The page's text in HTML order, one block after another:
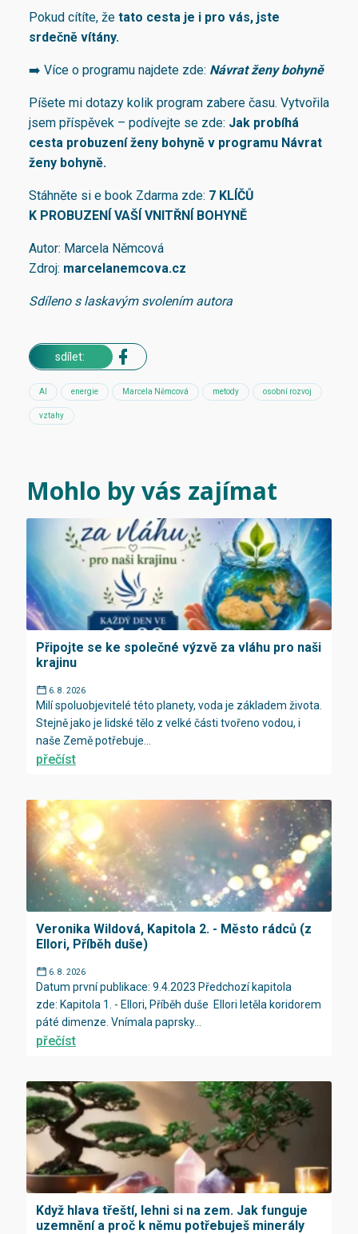
Pokud cítíte, že tato cesta je i pro vás, jste
srdečně vítány.
➡️ Více o programu najdete zde: Návrat ženy bohyně
Píšete mi dotazy kolik program zabere času. Vytvořila
jsem příspěvek – podívejte se zde: Jak probíhá
cesta probuzení ženy bohyně v programu Návrat
ženy bohyně.
Stáhněte si e book Zdarma zde: 7 KLÍČŮ
K PROBUZENÍ VAŠÍ VNITŘNÍ BOHYNĚ
Autor: Marcela Němcová
Zdroj: marcelanemcova.cz
Sdíleno s laskavým svolením autora
sdílet:
AI energie Marcela Němcová metody osobní rozvoj
vztahy
Mohlo by vás zajímat
Připojte se ke společné výzvě za vláhu pro naši
krajinu
6. 8. 2026
Milí spoluobjevitelé této planety, voda je základem života.
Stejně jako je lidské tělo z velké části tvořeno vodou, i
naše Země potřebuje...
přečíst
Veronika Wildová, Kapitola 2. - Město rádců (z
Ellori, Příběh duše)
6. 8. 2026
Datum první publikace: 9.4.2023 Předchozí kapitola
zde: Kapitola 1. - Ellori, Příběh duše Ellori letěla koridorem
páté dimenze. Vnímala paprsky...
přečíst
Když hlava třeští, lehni si na zem. Jak funguje
uzemnění a proč k němu potřebuješ minerály